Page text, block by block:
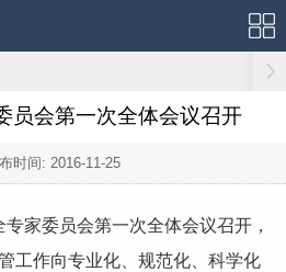
员会第一次全体会议召开
时间: 2016-11-25
家委员会第一次全体会议召开，
工作向专业化、规范化、科学化